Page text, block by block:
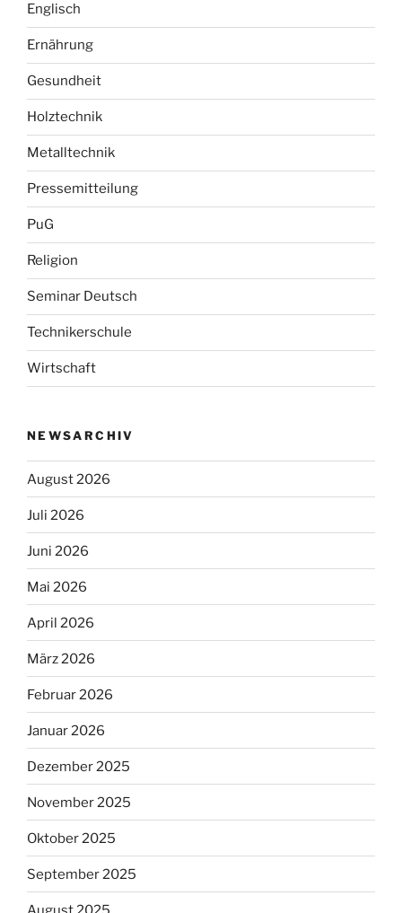
Englisch
Ernährung
Gesundheit
Holztechnik
Metalltechnik
Pressemitteilung
PuG
Religion
Seminar Deutsch
Technikerschule
Wirtschaft
NEWSARCHIV
August 2026
Juli 2026
Juni 2026
Mai 2026
April 2026
März 2026
Februar 2026
Januar 2026
Dezember 2025
November 2025
Oktober 2025
September 2025